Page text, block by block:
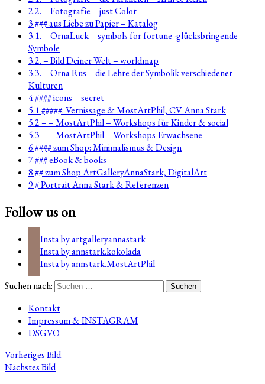
2.2. – Fotografie – just Color
3 ### aus Liebe zu Papier – Katalog
3.1. – OrnaLuck – symbols for fortune -glücksbringende
Symbole
3.2. – Bild Deiner Welt – worldmap
3.3. – Orna Rus – die Lehre der Symbolik verschiedener
Kulturen
4 #### icons – secret
5.1 #####: Vernissage & MostArtPhil, CV Anna Stark
5.2 – – MostArtPhil – Workshops für Kinder & social
5.3 – – MostArtPhil – Workshops Erwachsene
6 #### zum Shop: Minimalismus & Design
7 ### eBook & books
8 ## zum Shop ArtGalleryAnnaStark, DigitalArt
9 # Portrait Anna Stark & Referenzen
Follow us on
Insta by artgalleryannastark
Insta by annstark.kokolada
Insta by annstark.MostArtPhil
Suchen nach:
Kontakt
Impressum & INSTAGRAM
DSGVO
Vorheriges Bild
Nächstes Bild